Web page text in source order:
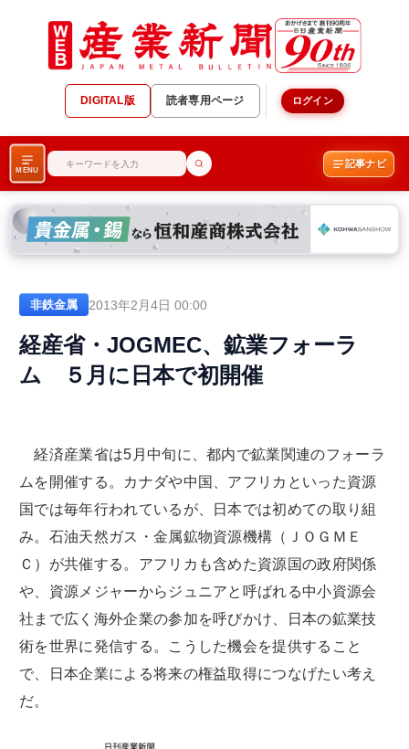
DIGITAL版 読者専用ページ ログイン
MENU
記事ナビ
非鉄金属 2013年2月4日 00:00
経産省・JOGMEC、鉱業フォーラ
ム ５月に日本で初開催
経済産業省は5月中旬に、都内で鉱業関連のフォーラ
ムを開催する。カナダや中国、アフリカといった資源
国では毎年行われているが、日本では初めての取り組
み。石油天然ガス・金属鉱物資源機構（ＪＯＧＭＥ
Ｃ）が共催する。アフリカも含めた資源国の政府関係
や、資源メジャーからジュニアと呼ばれる中小資源会
社まで広く海外企業の参加を呼びかけ、日本の鉱業技
術を世界に発信する。こうした機会を提供すること
で、日本企業による将来の権益取得につなげたい考え
だ。